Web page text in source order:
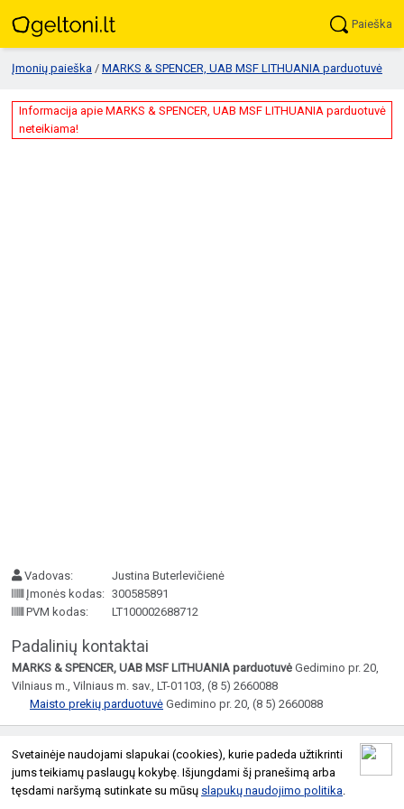
Svetainėje naudojami slapukai (cookies), kurie padeda užtikrinti
jums teikiamų paslaugų kokybę. Išjungdami šį pranešimą arba
tęsdami naršymą sutinkate su mūsų slapukų naudojimo politika
Paieška
Įmonių paieška / MARKS & SPENCER, UAB MSF LITHUANIA parduotuvė
Informacija apie MARKS & SPENCER, UAB MSF LITHUANIA parduotuvė
neteikiama!
Vadovas:
Justina Buterlevičienė
Įmonės kodas: 300585891
PVM kodas:
LT100002688712
Padalinių kontaktai
MARKS & SPENCER, UAB MSF LITHUANIA parduotuvė Gedimino pr. 20,
Vilniaus m., Vilniaus m. sav., LT-01103, (8 5) 2660088
Maisto prekių parduotuvė Gedimino pr. 20, (8 5) 2660088
Taisyklės Atnaujinti įmonės informaciją